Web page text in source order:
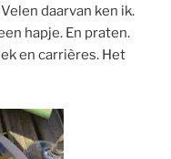
daarvan ken ik.
hapje. En praten.
en carrières. Het